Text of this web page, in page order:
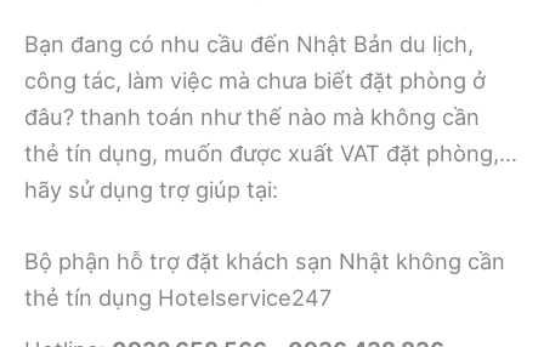
Bạn đang có nhu cầu đến Nhật Bản du lịch,
công tác, làm việc mà chưa biết đặt phòng ở
đâu? thanh toán như thế nào mà không cần
thẻ tín dụng, muốn được xuất VAT đặt phòng,…
hãy sử dụng trợ giúp tại:
Bộ phận hỗ trợ đặt khách sạn Nhật không cần
thẻ tín dụng Hotelservice247